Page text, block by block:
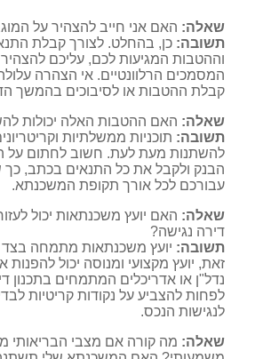
שאלה: האם אני חייב להצהיר על
תשובה: כן, בהחלט. לצורך קבלת
וההטבות המגיעות לכם, עליכם
המסמכים הרלוונטיים. אי הצהרה
קבלת ההטבות או לסיבוכים בהמשך
שאלה: האם ההטבות האלה יכולות
תשובה: תוכניות ממשלתיות
להשתנות מעת לעת. חשוב לחתום על
הבנק ולקבל את כל התנאים בכתב, כך
עבורכם לכל אורך תקופת המשכנתא.
שאלה: האם יועץ משכנתאות יכול
דירה נגישה?
תשובה: יועץ משכנתאות מתמחה בצד
זאת, יועץ מקצועי ומנוסה יכול
נדל"ן או אדריכלים המתמחים בתכנון
לפחות להצביע על נקודות קריטיות
לנגישות הנכס.
שאלה: מה קורה אם מצבי הבריאותי